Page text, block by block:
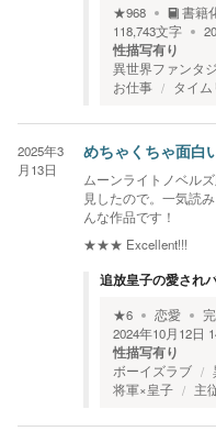
★968 書籍
118,743文字
性描写有り
異世界ファンタ
お仕事
タイ
2025年3
月13日
めちゃくちゃ面白
ムーンライトノベル
見したので。一気読
んな作品です！
★★★ Excellent!!!
追放皇子の愛され
★6 恋愛
2024年10月12日
性描写有り
ボーイズラブ
将軍×皇子
主